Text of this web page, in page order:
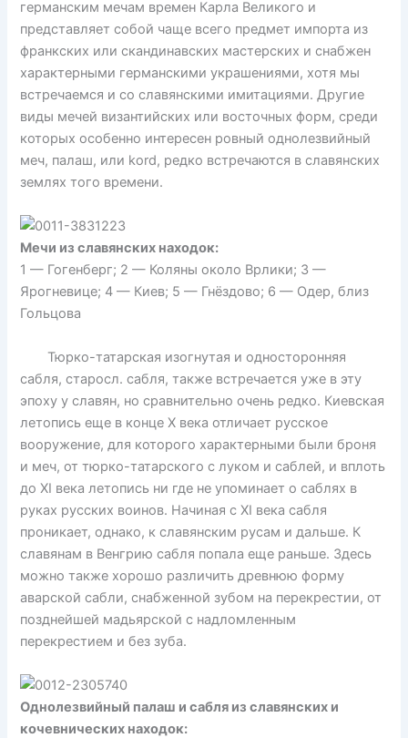
германским мечам времен Карла Великого и
представляет собой чаще всего предмет импорта из
франкских или скандинавских мастерских и снабжен
характерными германскими украшениями, хотя мы
встречаемся и со славянскими имитациями. Другие
виды мечей византийских или восточных форм, среди
которых особенно интересен ровный однолезвийный
меч, палаш, или kord, редко встречаются в славянских
землях того времени.
Мечи из славянских находок:
1 — Гогенберг; 2 — Коляны около Врлики; 3 —
Ярогневице; 4 — Киев; 5 — Гнёздово; 6 — Одер, близ
Гольцова
Тюрко-татарская изогнутая и односторонняя
сабля, старосл. сабля, также встречается уже в эту
эпоху у славян, но сравнительно очень редко. Киевская
летопись еще в конце X века отличает русское
вооружение, для которого характерными были броня
и меч, от тюрко-татарского с луком и саблей, и вплоть
до XI века летопись ни где не упоминает о саблях в
руках русских воинов. Начиная с XI века сабля
проникает, однако, к славянским русам и дальше. К
славянам в Венгрию сабля попала еще раньше. Здесь
можно также хорошо различить древнюю форму
аварской сабли, снабженной зубом на перекрестии, от
позднейшей мадьярской с надломленным
перекрестием и без зуба.
Однолезвийный палаш и сабля из славянских и
кочевнических находок: